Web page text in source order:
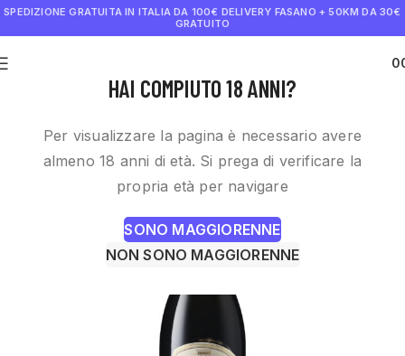
HAI COMPIUTO 18 ANNI?
Per visualizzare la pagina è necessario avere
almeno 18 anni di età. Si prega di verificare la
propria età per navigare
SONO MAGGIORENNE
NON SONO MAGGIORENNE
SPEDIZIONE GRATUITA IN ITALIA DA 100€ DELIVERY FASANO + 50KM DA 30€
GRATUITO